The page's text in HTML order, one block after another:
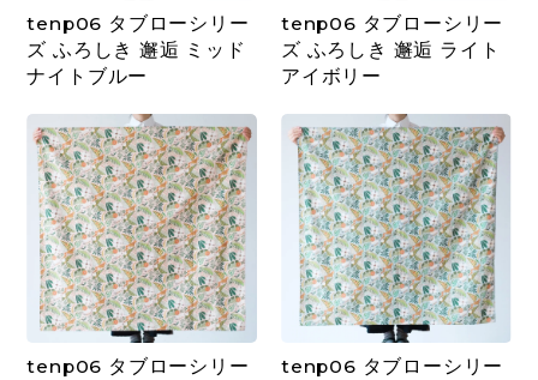
tenp06 タブローシリー
ズ ふろしき 邂逅 ミッド
ナイトブルー
tenp06 タブローシリー
ズ ふろしき 邂逅 ライト
アイボリー
tenp06 タブローシリー
tenp06 タブローシリー